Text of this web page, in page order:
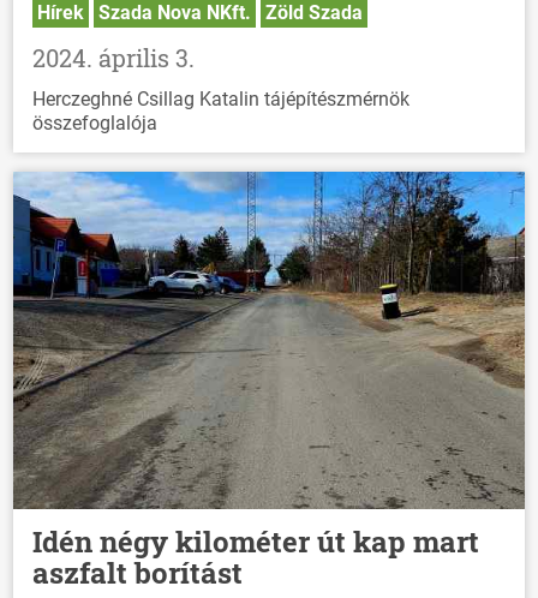
Hírek Szada Nova NKft. Zöld Szada
2024. április 3.
Herczeghné Csillag Katalin tájépítészmérnök
összefoglalója
Idén négy kilométer út kap mart
aszfalt borítást